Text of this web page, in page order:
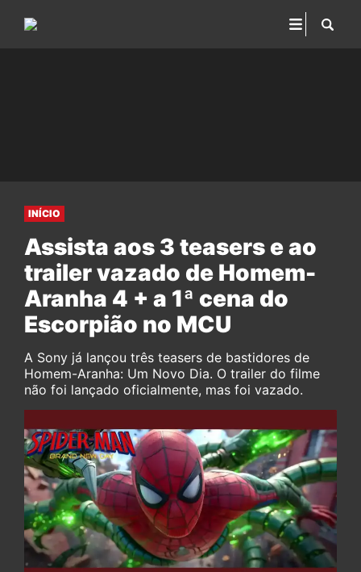
INÍCIO
Assista aos 3 teasers e ao
trailer vazado de Homem-
Aranha 4 + a 1ª cena do
Escorpião no MCU
A Sony já lançou três teasers de bastidores de
Homem-Aranha: Um Novo Dia. O trailer do filme
não foi lançado oficialmente, mas foi vazado.